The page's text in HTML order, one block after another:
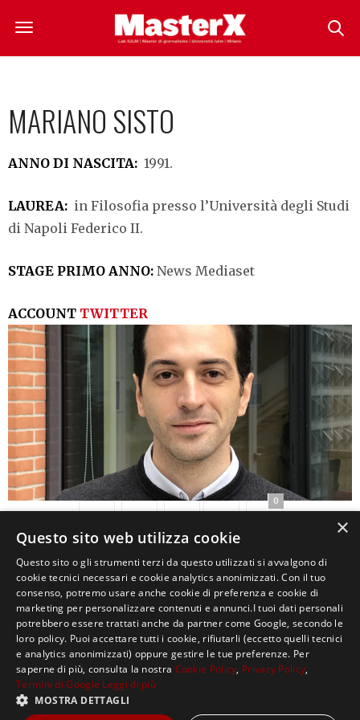
MARIANO SISTO
ANNO DI NASCITA: 1991.
LAUREA: in Filosofia presso l’Università degli Studi
di Napoli Federico II.
STAGE PRIMO ANNO: News Mediaset
ACCOUNT TWITTER
0
×
Questo sito web utilizza cookie
Questo sito o gli strumenti terzi da questo utilizzati si avvalgono di
cookie tecnici necessari e cookie analytics anonimizzati. Con il tuo
consenso, potremo usare anche cookie di preferenza e cookie di
marketing per personalizzare contenuti e annunci.I tuoi dati personali
potrebbero essere trattati anche da partner come Google, secondo le
loro policy. Puoi accettare tutti i cookie, rifiutarli (eccetto quelli tecnici
e analytics anonimizzati) oppure gestire le tue preferenze. Per
saperne di più, consulta la nostra Cookie Policy, Privacy Policy,
Termini di Google Leggi di più
MOSTRA DETTAGLI